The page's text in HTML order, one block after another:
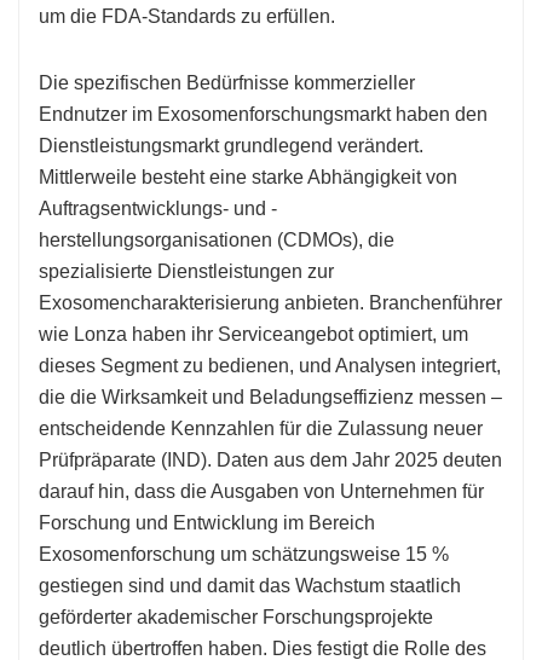
um die FDA-Standards zu erfüllen.
Die spezifischen Bedürfnisse kommerzieller
Endnutzer im Exosomenforschungsmarkt haben den
Dienstleistungsmarkt grundlegend verändert.
Mittlerweile besteht eine starke Abhängigkeit von
Auftragsentwicklungs- und -
herstellungsorganisationen (CDMOs), die
spezialisierte Dienstleistungen zur
Exosomencharakterisierung anbieten. Branchenführer
wie Lonza haben ihr Serviceangebot optimiert, um
dieses Segment zu bedienen, und Analysen integriert,
die die Wirksamkeit und Beladungseffizienz messen –
entscheidende Kennzahlen für die Zulassung neuer
Prüfpräparate (IND). Daten aus dem Jahr 2025 deuten
darauf hin, dass die Ausgaben von Unternehmen für
Forschung und Entwicklung im Bereich
Exosomenforschung um schätzungsweise 15 %
gestiegen sind und damit das Wachstum staatlich
geförderter akademischer Forschungsprojekte
deutlich übertroffen haben. Dies festigt die Rolle des